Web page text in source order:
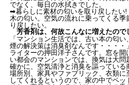
でなく、毎日の水拭きでした。
➡暮らしに素材の匂いを取り戻した
木の匂い。空気の流れに乗ってくる季
り戻したい。
芳香剤は、何故こんなに増えたので
「マンション生活では、古い本の匂
煙の解決策は消臭剤なんです・・・・
ライターの押田洋子さんです。窓を開
い都会のマンションでは、換気は大問
確かに、空気清浄と消臭を謳っている
場所別、家具やファブリック、衣類に
してくれるというので、家の中でペ